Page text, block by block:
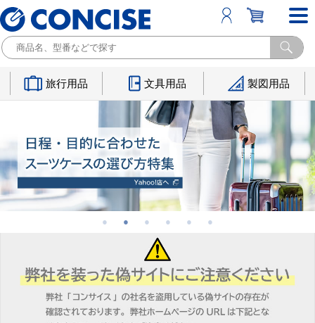
旅行用品 文具用品 製図用品